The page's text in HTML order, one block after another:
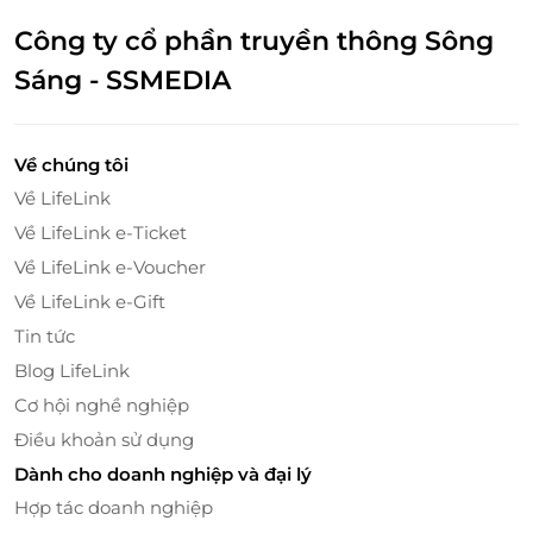
Go! Quảng Ngãi, Lý Thường Kiệt, Nghĩa Chánh,
Quảng Ngãi
Nhơn, Tỉnh Bình Định
Tây Ninh, Tỉnh Tây Ninh
Lô 1S3, TTTM Big C Go, Nguyễn Thị Định, Phường
Thành Nhất, TP.Buôn Mê Thuột, Tỉnh Đăk Lăk
Gia Lai
Lo P1.03 TTTM Nguyen Kim Gia Lai, 53 Quang Trung,
P. Hội Thương, TP. Pleiku
Đà Nẵng
Công ty cổ phần truyền thông Sông
Sáng - SSMEDIA
Về chúng tôi
Về LifeLink
Về LifeLink e-Ticket
Về LifeLink e-Voucher
Về LifeLink e-Gift
Tin tức
Blog LifeLink
Cơ hội nghề nghiệp
Điều khoản sử dụng
Dành cho doanh nghiệp và đại lý
Hợp tác doanh nghiệp